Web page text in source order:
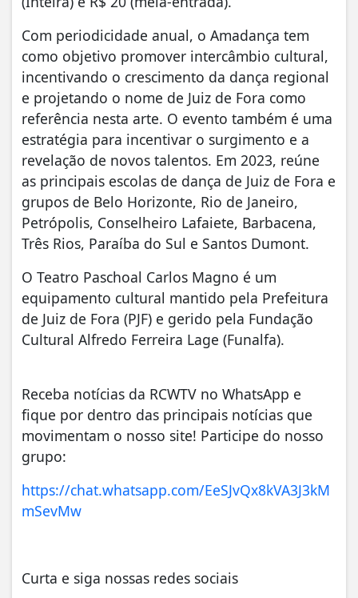
Com periodicidade anual, o Amadança tem
como objetivo promover intercâmbio cultural,
incentivando o crescimento da dança regional
e projetando o nome de Juiz de Fora como
referência nesta arte. O evento também é uma
estratégia para incentivar o surgimento e a
revelação de novos talentos. Em 2023, reúne
as principais escolas de dança de Juiz de Fora e
grupos de Belo Horizonte, Rio de Janeiro,
Petrópolis, Conselheiro Lafaiete, Barbacena,
Três Rios, Paraíba do Sul e Santos Dumont.
O Teatro Paschoal Carlos Magno é um
equipamento cultural mantido pela Prefeitura
de Juiz de Fora (PJF) e gerido pela Fundação
Cultural Alfredo Ferreira Lage (Funalfa).
Receba notícias da RCWTV no WhatsApp e
fique por dentro das principais notícias que
movimentam o nosso site! Participe do nosso
grupo:
https://chat.whatsapp.com/EeSJvQx8kVA3J3kM
mSevMw
Curta e siga nossas redes sociais